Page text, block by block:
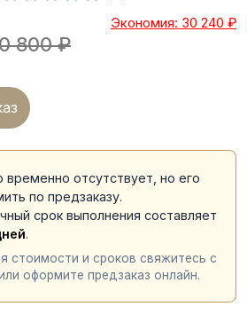
800 ₽
Экономия: 30 240 ₽
временно отсутствует, но его
по предзаказу.
срок выполнения составляет
.
стоимости и сроков свяжитесь с
оформите предзаказ онлайн.